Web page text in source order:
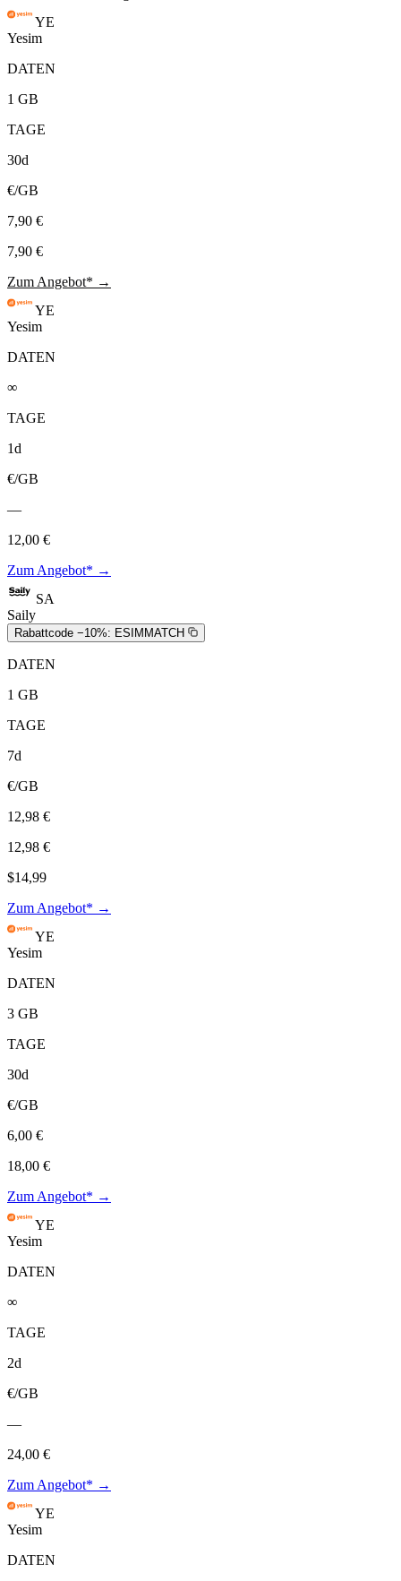
YE
Yesim
DATEN
1 GB
TAGE
30d
€/GB
7,90 €
7,90 €
Zum Angebot* →
YE
Yesim
DATEN
∞
TAGE
1d
€/GB
—
12,00 €
Zum Angebot* →
SA
Saily
Rabattcode −10%: ESIMMATCH
DATEN
1 GB
TAGE
7d
€/GB
12,98 €
12,98 €
$14,99
Zum Angebot* →
YE
Yesim
DATEN
3 GB
TAGE
30d
€/GB
6,00 €
18,00 €
Zum Angebot* →
YE
Yesim
DATEN
∞
TAGE
2d
€/GB
—
24,00 €
Zum Angebot* →
YE
Yesim
DATEN